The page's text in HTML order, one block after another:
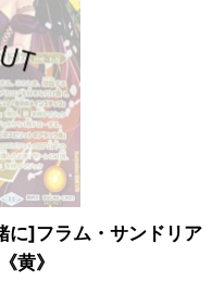
]フラム・サンドリア
黄》